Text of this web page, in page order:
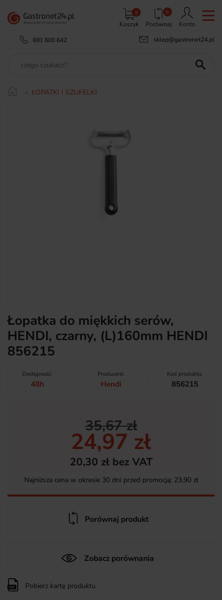
Koszyk
0 0
Porównaj
Konto
691 600 642
sklep@gastronet24.pl

ŁOPATKI I SZUFELKI
Łopatka do miękkich serów,
HENDI, czarny, (L)160mm HENDI
856215
Dostępność:
48h
Producent:
Hendi
Kod produktu:
856215
35,67 zł
24,97 zł
20,30 zł bez VAT
Najniższa cena w okresie 30 dni przed promocją: 23,90 zł
Porównaj produkt
Zobacz porównania
Pobierz kartę produktu